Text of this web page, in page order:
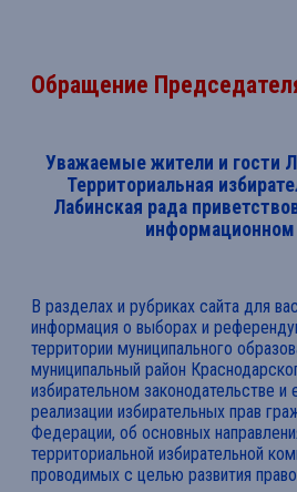
Обращение
Уважаемые жители и гости
Территориальная
Лабинская рада
информационном
В разделах и рубриках сайта для
информация о выборах и
территории муниципального
муниципальный район
избирательном законодательстве и
реализации избирательных прав
Федерации, об основных
территориальной избирательной
проводимых с целью развития